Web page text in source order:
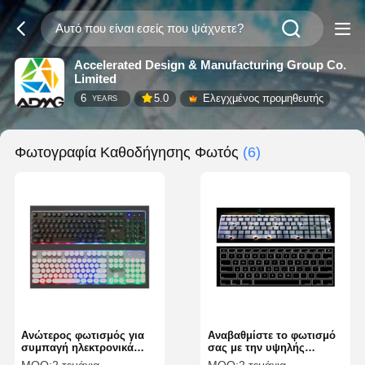
Accelerated Design & Manufacturing Group Co.
Limited
6 YEARS 5.0 Ελεγχμένος προμηθευτής
Φωτογραφία Καθοδήγησης Φωτός (6)
Ανώτερος φωτισμός για
συμπαγή ηλεκτρονικά
ομοιόμορφο φως πίσω
Αναβαθμίστε το φωτισμό
σας με την υψηλής
αντοχής ομοιόμορφη